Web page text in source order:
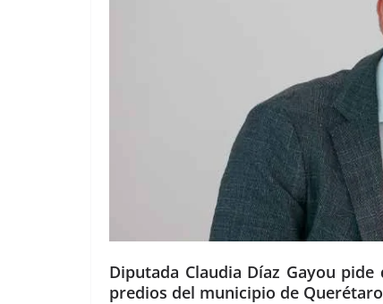
Diputada Claudia Díaz Gayou
predios del municipio de Querétaro